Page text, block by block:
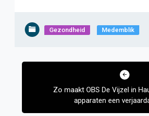
Gezondheid Medemblik
Bericht
Zo maakt OBS De Vijzel in
apparaten een